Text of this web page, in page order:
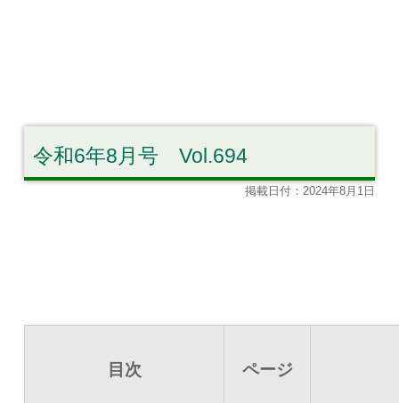
令和6年8月号 Vol.694
掲載日付：2024年8月1日
目次 ページ